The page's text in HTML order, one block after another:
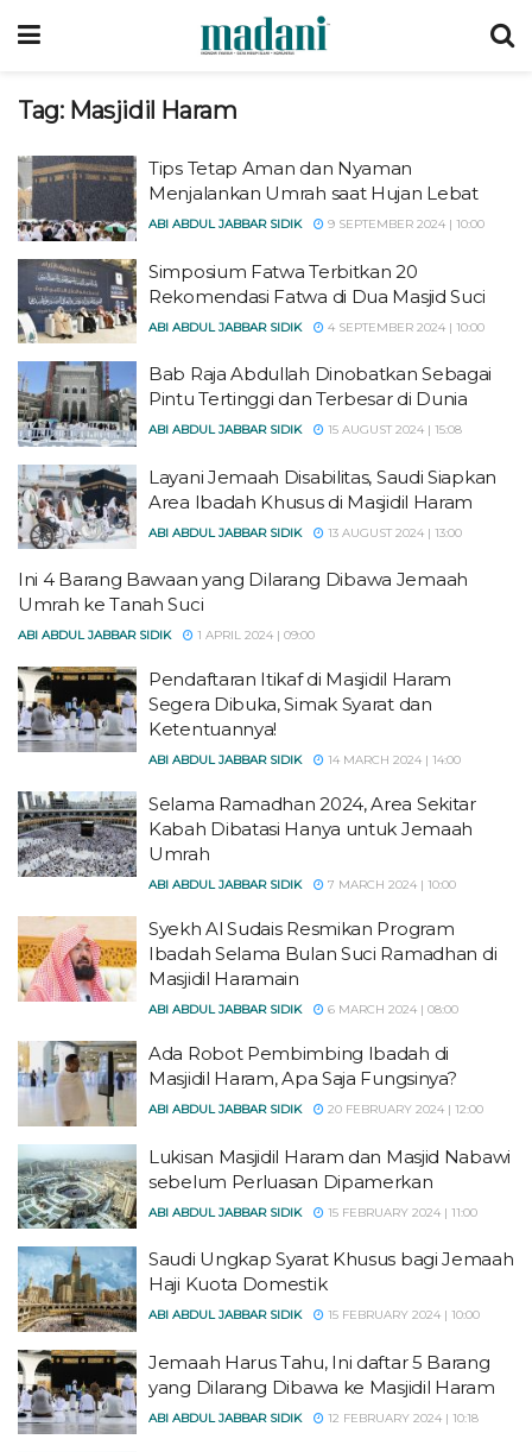
Tag: Masjidil Haram
Tips Tetap Aman dan Nyaman
Menjalankan Umrah saat Hujan Lebat
ABI ABDUL JABBAR SIDIK 9 SEPTEMBER 2024 | 10:00
Simposium Fatwa Terbitkan 20
Rekomendasi Fatwa di Dua Masjid Suci
ABI ABDUL JABBAR SIDIK 4 SEPTEMBER 2024 | 10:00
Bab Raja Abdullah Dinobatkan Sebagai
Pintu Tertinggi dan Terbesar di Dunia
ABI ABDUL JABBAR SIDIK 15 AUGUST 2024 | 15:08
Layani Jemaah Disabilitas, Saudi Siapkan
Area Ibadah Khusus di Masjidil Haram
ABI ABDUL JABBAR SIDIK 13 AUGUST 2024 | 13:00
Ini 4 Barang Bawaan yang Dilarang Dibawa Jemaah
Umrah ke Tanah Suci
ABI ABDUL JABBAR SIDIK 1 APRIL 2024 | 09:00
Pendaftaran Itikaf di Masjidil Haram
Segera Dibuka, Simak Syarat dan
Ketentuannya!
ABI ABDUL JABBAR SIDIK 14 MARCH 2024 | 14:00
Selama Ramadhan 2024, Area Sekitar
Kabah Dibatasi Hanya untuk Jemaah
Umrah
ABI ABDUL JABBAR SIDIK 7 MARCH 2024 | 10:00
Syekh Al Sudais Resmikan Program
Ibadah Selama Bulan Suci Ramadhan di
Masjidil Haramain
ABI ABDUL JABBAR SIDIK 6 MARCH 2024 | 08:00
Ada Robot Pembimbing Ibadah di
Masjidil Haram, Apa Saja Fungsinya?
ABI ABDUL JABBAR SIDIK 20 FEBRUARY 2024 | 12:00
Lukisan Masjidil Haram dan Masjid Nabawi
sebelum Perluasan Dipamerkan
ABI ABDUL JABBAR SIDIK 15 FEBRUARY 2024 | 11:00
Saudi Ungkap Syarat Khusus bagi Jemaah
Haji Kuota Domestik
ABI ABDUL JABBAR SIDIK 15 FEBRUARY 2024 | 10:00
Jemaah Harus Tahu, Ini daftar 5 Barang
yang Dilarang Dibawa ke Masjidil Haram
ABI ABDUL JABBAR SIDIK 12 FEBRUARY 2024 | 10:18